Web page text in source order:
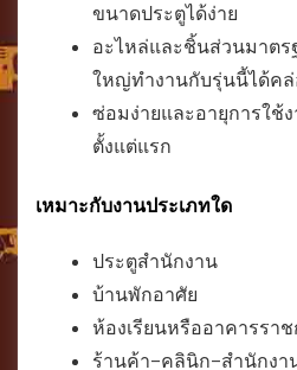
ขนาดประตูได้ง่าย
อะไหล่และชิ้นส่วนมาตร
ใหญ่ทำงานกับรุ่นนี้ได้คล่
ซ่อมง่ายและอายุการใช้
ตั้งแต่แรก
เหมาะกับงานประเภทใด
ประตูสำนักงาน
บ้านพักอาศัย
ห้องเรียนหรืออาคารราช
ร้านค้า–คลินิก–สำนักงา